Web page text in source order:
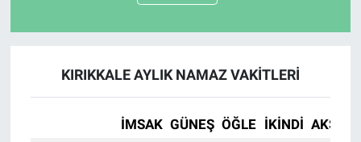
KIRIKKALE AYLIK NAMAZ VAKITLERI
İMSAK GÜNEŞ ÖĞLE İKINDI AKŞAM